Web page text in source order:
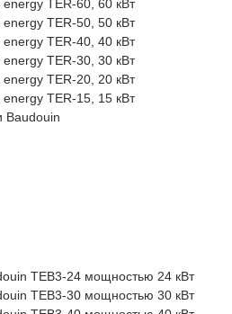
TER-60, 60 кВт
TER-50, 50 кВт
TER-40, 40 кВт
TER-30, 30 кВт
TER-20, 20 кВт
TER-15, 15 кВт
Baudouin
TEB3-24 мощностью 24 кВт
TEB3-30 мощностью 30 кВт